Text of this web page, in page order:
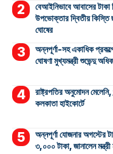
বেআইনিভাবে আবাসের টাকা
উপভোক্তার দ্বিতীয় কিস্তি
ঘোষের
অন্নপূর্ণা-সহ একাধিক
ঘোষণা মুখ্যমন্ত্রী শুভেন্দু
রাষ্ট্রপতির অনুমোদন
কলকাতা হাইকোর্টে
অন্নপূর্ণা যোজনার অগস্টের
৩,০০০ টাকা, জানালেন মন্ত্রী